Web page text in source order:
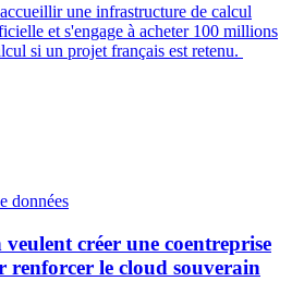
une infrastructure de calcul
et s'engage à acheter 100 millions
si un projet français est retenu.
données
créer une coentreprise
renforcer le cloud souverain